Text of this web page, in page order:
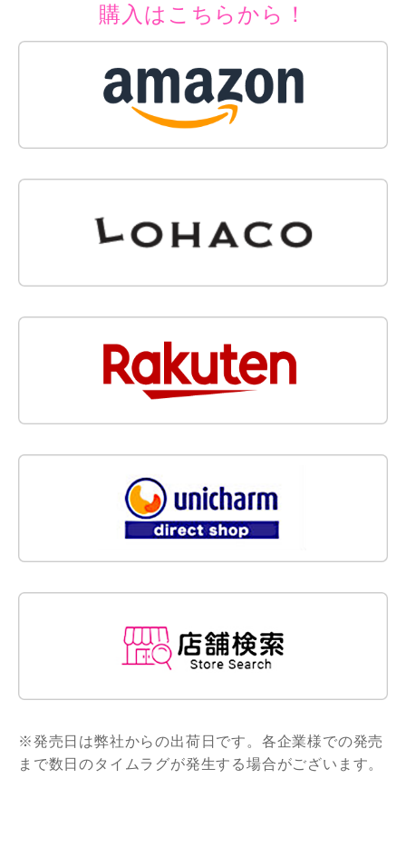
購入はこちらから！
※発売日は弊社からの出荷日です。各企業様での発売
まで数日のタイムラグが発生する場合がございます。